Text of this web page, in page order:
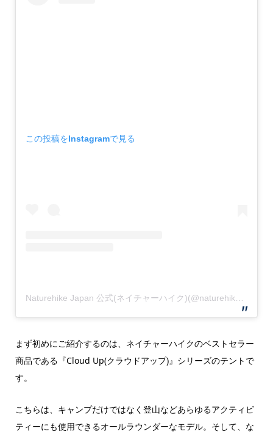
この投稿をInstagramで見る
Naturehike Japan 公式(ネイチャーハイク)(@naturehike_jp)がシェアした投稿
まず初めにご紹介するのは、ネイチャーハイクのベストセラー
商品である『Cloud Up(クラウドアップ)』シリーズのテントで
す。
こちらは、キャンプだけではなく登山などあらゆるアクティビ
ティーにも使用できるオールラウンダーなモデル。そして、な